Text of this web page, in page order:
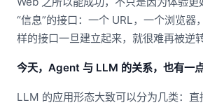
“信息”的接口：一个 URL，一个浏览
样的接口一旦建立起来，就很难再被逆转
今天，Agent 与 LLM 的关系，也有一
LLM 的应用形态大致可以分为几类：